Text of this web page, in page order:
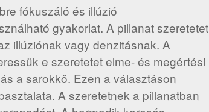
fókuszáló és illúzió
gyakorlat. A pillanat szeretetet
illúziónak vagy denzitásnak. A
e szeretetet elme- és megértési
a sarokkő. Ezen a választáson
A szeretetnek a pillanatban